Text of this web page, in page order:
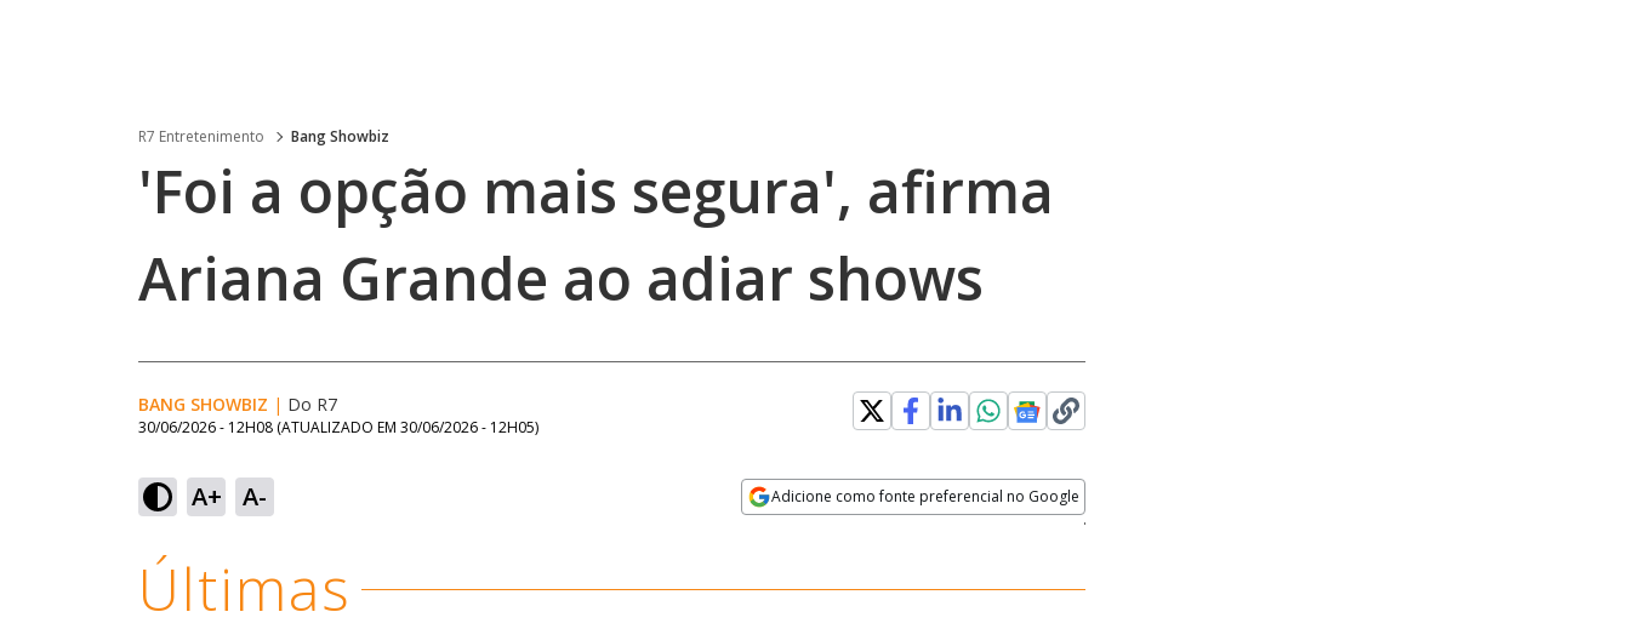
R7 Entretenimento Bang Showbiz
'Foi a opção mais segura', afirma
Ariana Grande ao adiar shows
BANG SHOWBIZ | Do R7
30/06/2026 - 12H08 (ATUALIZADO EM 30/06/2026 - 12H05)
A+ A- Adicione como fonte preferencial no Google
Ativar
Som
Velocidade
Últimas